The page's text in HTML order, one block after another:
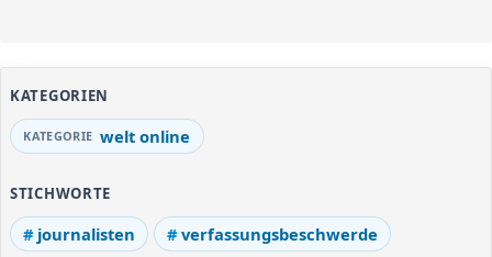
KATEGORIEN
welt online
STICHWORTE
journalisten verfassungsbeschwerde